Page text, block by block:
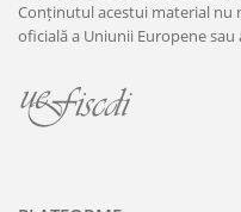
Conținutul acestui material
oficială a Uniunii Europene